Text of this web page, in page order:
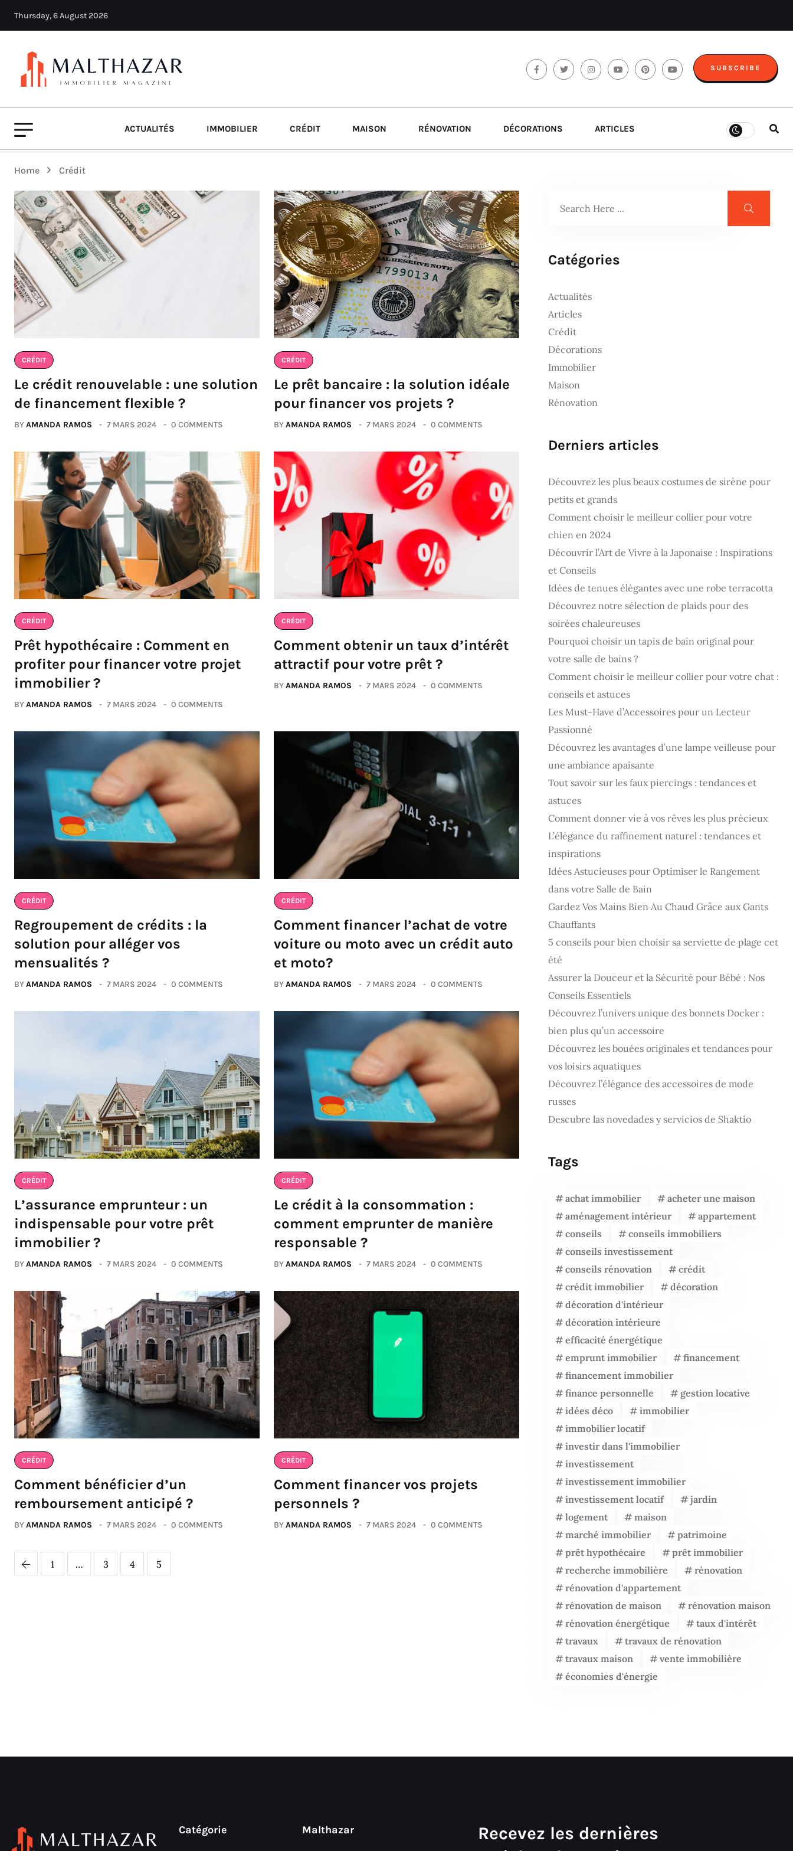
Thursday, 6 August 2026
SUBSCRIBE
ACTUALITÉS IMMOBILIER CRÉDIT MAISON RÉNOVATION DÉCORATIONS ARTICLES
Home Crédit
CRÉDIT
Le crédit renouvelable : une solution
de financement flexible ?
BYAMANDA RAMOS 7 MARS 2024 0 COMMENTS
CRÉDIT
Le prêt bancaire : la solution idéale
pour financer vos projets ?
BYAMANDA RAMOS 7 MARS 2024 0 COMMENTS
CRÉDIT
Prêt hypothécaire : Comment en
profiter pour financer votre projet
immobilier ?
BYAMANDA RAMOS 7 MARS 2024 0 COMMENTS
CRÉDIT
Comment obtenir un taux d’intérêt
attractif pour votre prêt ?
BYAMANDA RAMOS 7 MARS 2024 0 COMMENTS
CRÉDIT
Regroupement de crédits : la
solution pour alléger vos
mensualités ?
BYAMANDA RAMOS 7 MARS 2024 0 COMMENTS
CRÉDIT
Comment financer l’achat de votre
voiture ou moto avec un crédit auto
et moto?
BYAMANDA RAMOS 7 MARS 2024 0 COMMENTS
CRÉDIT
L’assurance emprunteur : un
indispensable pour votre prêt
immobilier ?
BYAMANDA RAMOS 7 MARS 2024 0 COMMENTS
CRÉDIT
Le crédit à la consommation :
comment emprunter de manière
responsable ?
BYAMANDA RAMOS 7 MARS 2024 0 COMMENTS
CRÉDIT
Comment bénéficier d’un
remboursement anticipé ?
BYAMANDA RAMOS 7 MARS 2024 0 COMMENTS
CRÉDIT
Comment financer vos projets
personnels ?
BYAMANDA RAMOS 7 MARS 2024 0 COMMENTS
1 … 3 4 5
Catégories
Actualités
Articles
Crédit
Décorations
Immobilier
Maison
Rénovation
Derniers articles
Découvrez les plus beaux costumes de sirène pour
petits et grands
Comment choisir le meilleur collier pour votre
chien en 2024
Découvrir l’Art de Vivre à la Japonaise : Inspirations
et Conseils
Idées de tenues élégantes avec une robe terracotta
Découvrez notre sélection de plaids pour des
soirées chaleureuses
Pourquoi choisir un tapis de bain original pour
votre salle de bains ?
Comment choisir le meilleur collier pour votre chat :
conseils et astuces
Les Must-Have d’Accessoires pour un Lecteur
Passionné
Découvrez les avantages d’une lampe veilleuse pour
une ambiance apaisante
Tout savoir sur les faux piercings : tendances et
astuces
Comment donner vie à vos rêves les plus précieux
L’élégance du raffinement naturel : tendances et
inspirations
Idées Astucieuses pour Optimiser le Rangement
dans votre Salle de Bain
Gardez Vos Mains Bien Au Chaud Grâce aux Gants
Chauffants
5 conseils pour bien choisir sa serviette de plage cet
été
Assurer la Douceur et la Sécurité pour Bébé : Nos
Conseils Essentiels
Découvrez l’univers unique des bonnets Docker :
bien plus qu’un accessoire
Découvrez les bouées originales et tendances pour
vos loisirs aquatiques
Découvrez l’élégance des accessoires de mode
russes
Descubre las novedades y servicios de Shaktio
Tags
achat immobilier
acheter une maison
aménagement intérieur
appartement
conseils
conseils immobiliers
conseils investissement
conseils rénovation
crédit
crédit immobilier
décoration
décoration d'intérieur
décoration intérieure
efficacité énergétique
emprunt immobilier
financement
financement immobilier
finance personnelle
gestion locative
idées déco
immobilier
immobilier locatif
investir dans l'immobilier
investissement
investissement immobilier
investissement locatif
jardin
logement
maison
marché immobilier
patrimoine
prêt hypothécaire
prêt immobilier
recherche immobilière
rénovation
rénovation d'appartement
rénovation de maison
rénovation maison
rénovation énergétique
taux d'intérêt
travaux
travaux de rénovation
travaux maison
vente immobilière
économies d'énergie
Catégorie Malthazar
Recevez les dernières